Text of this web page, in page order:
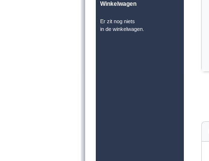
Winkelwagen
Er zit nog niets
in de winkelwagen.